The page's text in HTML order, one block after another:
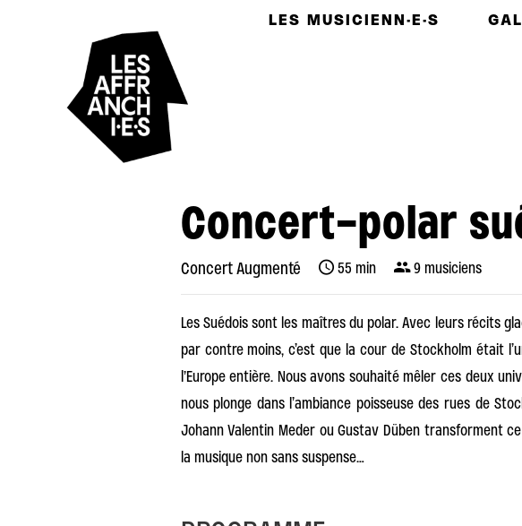
LES MUSICIENN·E·S
Concert-polar
Concert Augmenté 55 min 9 musiciens
Les Suédois sont les maîtres du polar. Avec leurs récits
par contre moins, c’est que la cour de Stockholm était
l’Europe entière. Nous avons souhaité mêler ces deux
nous plonge dans l’ambiance poisseuse des rues de
Johann Valentin Meder ou Gustav Düben transforment
la musique non sans suspense…